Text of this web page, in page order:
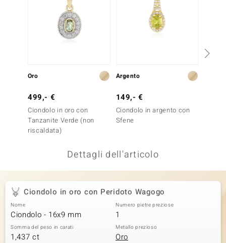
Classics
Oro
499,- €
Ciondolo in oro con
Tanzanite Verde (non
riscaldata)
Argento
149,- €
Ciondolo in argento con
Sfene
Dettagli dell'articolo
Ciondolo in oro con Peridoto Wagogo
Nome
Ciondolo - 16x9 mm
Numero pietre preziose
1
Somma del peso in carati
1,437 ct
Metallo prezioso
Oro